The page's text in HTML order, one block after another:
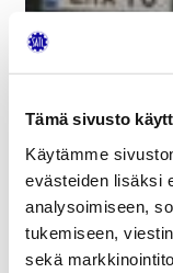
Tämä sivusto
Käytämme
evästeiden lisäksi
analysoimiseen,
tukemiseen,
sekä